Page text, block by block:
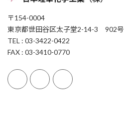
〒154-0004
東京都世田谷区太子堂2-14-3 902号
TEL : 03-3422-0422
FAX : 03-3410-0770